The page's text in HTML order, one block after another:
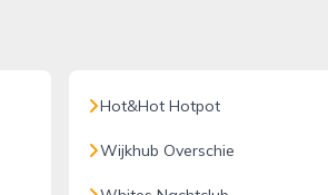
Hot&Hot Hotpot
Wijkhub Overschie